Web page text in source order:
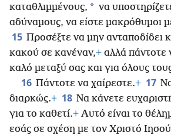
καταθλιμμένους, * να
αδύναμους, να είστε μακρόθυμοι
15 Προσέξτε να μην ανταποδίδει
κακού σε κανέναν,+ αλλά πάντοτε
καλό μεταξύ σας και για όλους
16 Πάντοτε να χαίρεστε.+ 17
διαρκώς.+ 18 Να κάνετε
για το καθετί.+ Αυτό είναι το
εσάς σε σχέση με τον Χριστό